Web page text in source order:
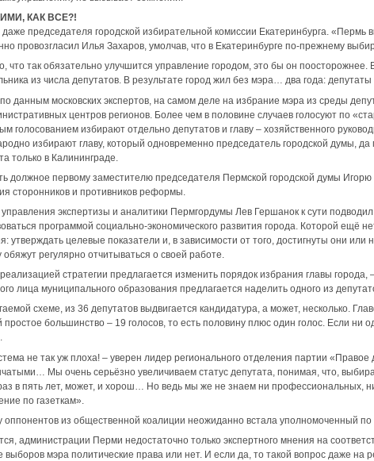
КАК ВСЕ?!
даже председателя городской избирательной комиссии Екатеринбурга. «Пермь
провозгласил Илья Захаров, умолчав, что в Екатеринбурге по-прежнему
что так обязательно улучшится управление городом, это бы он
из числа депутатов. В результате город жил без мэра… два года:
данным московских экспертов, на самом деле на избрание мэра из среды
центров регионов. Более чем в половине случаев голосуют по
голосованием избирают отдельно депутатов и главу – хозяйственного
избирают главу, который одновременно председатель городской думы,
только в Калининграде.
должное первому заместителю председателя Пермской городской думы
сторонников и противников реформы.
управления экспертизы и аналитики Пермгордумы Лев Гершанок к сути
программой социально-экономического развития города. Которой ещё
утверждать целевые показатели и, в зависимости от того, достигнуты они
обяжут регулярно отчитываться о своей работе.
стратегии предлагается изменить порядок избрания главы
лица муниципального образования предлагается наделить одного из
схеме, из 36 депутатов выдвигается кандидатура, а может, несколько.
большинство – 19 голосов, то есть половину плюс один голос. Если ни
не так уж плоха! – уверен лидер регионального отделения партии
Мы очень серьёзно увеличиваем статус депутата, понимая, что,
в пять лет, может, и хорош… Но ведь мы же не знаем ни профессиональных,
по газеткам».
оппонентов из общественной коалиции неожиданно встала уполномоченный
администрации Перми недостаточно только экспертного мнения на
выборов мэра политические права или нет. И если да, то такой вопрос даже